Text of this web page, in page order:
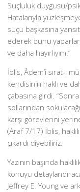
Suçluluk duygusu/
Hatalarıyla
suçu başkasına
ederek bunu
ve daha hayırlıyım.”
İblis, Âdem’i sırat-ı
kendisinin haklı ve
çabasına girdi.
sollarından
karşı görevlerini
(Araf 7/17) İblis,
çıkardı diyebiliriz.
Yazının başında
konuyu
Jeffrey E. Young ve